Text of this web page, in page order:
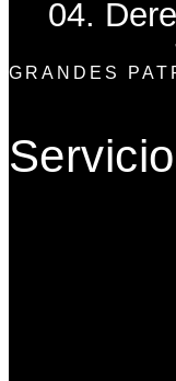
04.
GRANDES